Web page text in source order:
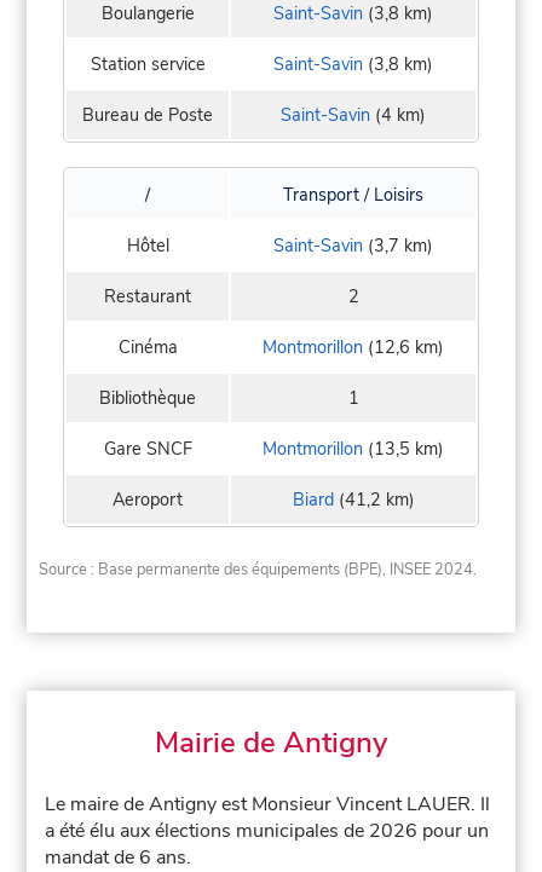
Boulangerie Saint-Savin (3,8 km)
Station service Saint-Savin (3,8 km)
Bureau de Poste Saint-Savin (4 km)
/ Transport / Loisirs
Hôtel Saint-Savin (3,7 km)
Restaurant 2
Cinéma Montmorillon (12,6 km)
Bibliothèque 1
Gare SNCF Montmorillon (13,5 km)
Aeroport Biard(41,2 km)
Source : Base permanente des équipements (BPE), INSEE 2024.
Mairie de Antigny
Le maire de Antigny est Monsieur Vincent LAUER. Il
a été élu aux élections municipales de 2026 pour un
mandat de 6 ans.